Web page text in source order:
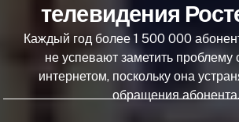
телевидения
Каждый год более 1 500 000
не успевают заметить
интернетом, поскольку она
обращения абонента.